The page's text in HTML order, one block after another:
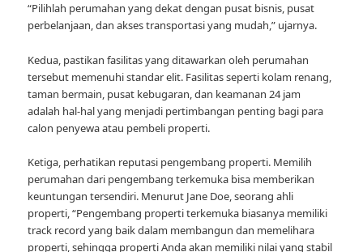
“Pilihlah perumahan yang dekat dengan pusat bisnis, pusat
perbelanjaan, dan akses transportasi yang mudah,” ujarnya.
Kedua, pastikan fasilitas yang ditawarkan oleh perumahan
tersebut memenuhi standar elit. Fasilitas seperti kolam renang,
taman bermain, pusat kebugaran, dan keamanan 24 jam
adalah hal-hal yang menjadi pertimbangan penting bagi para
calon penyewa atau pembeli properti.
Ketiga, perhatikan reputasi pengembang properti. Memilih
perumahan dari pengembang terkemuka bisa memberikan
keuntungan tersendiri. Menurut Jane Doe, seorang ahli
properti, “Pengembang properti terkemuka biasanya memiliki
track record yang baik dalam membangun dan memelihara
properti, sehingga properti Anda akan memiliki nilai yang stabil